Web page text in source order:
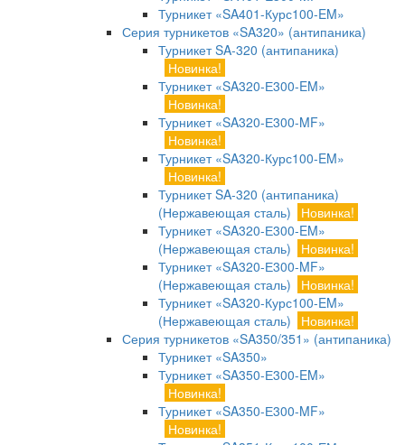
Турникет «SA401-Курс100-EM»
Серия турникетов «SA320» (антипаника)
Турникет SA-320 (антипаника)
Новинка!
Турникет «SA320-Е300-EM»
Новинка!
Турникет «SA320-Е300-MF»
Новинка!
Турникет «SA320-Курс100-EM»
Новинка!
Турникет SA-320 (антипаника)
(Нержавеющая сталь)
Новинка!
Турникет «SA320-Е300-EM»
(Нержавеющая сталь)
Новинка!
Турникет «SA320-Е300-MF»
(Нержавеющая сталь)
Новинка!
Турникет «SA320-Курс100-EM»
(Нержавеющая сталь)
Новинка!
Серия турникетов «SA350/351» (антипаника)
Турникет «SA350»
Турникет «SA350-Е300-EM»
Новинка!
Турникет «SA350-Е300-MF»
Новинка!